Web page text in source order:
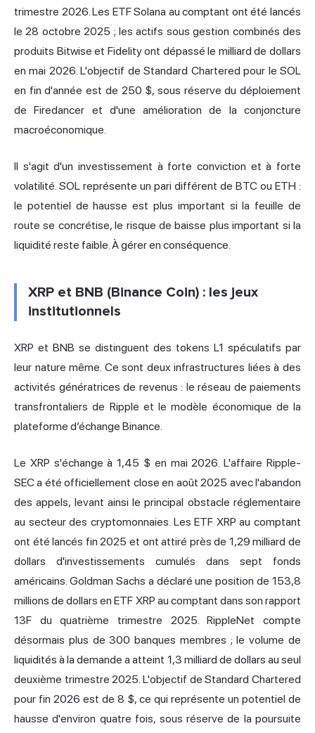
trimestre 2026. Les ETF Solana au comptant ont été lancés
le 28 octobre 2025 ; les actifs sous gestion combinés des
produits Bitwise et Fidelity ont dépassé le milliard de dollars
en mai 2026. L'objectif de Standard Chartered pour le SOL
en fin d'année est de 250 $, sous réserve du déploiement
de Firedancer et d'une amélioration de la conjoncture
macroéconomique.
Il s'agit d'un investissement à forte conviction et à forte
volatilité. SOL représente un pari différent de BTC ou ETH :
le potentiel de hausse est plus important si la feuille de
route se concrétise, le risque de baisse plus important si la
liquidité reste faible. À gérer en conséquence.
XRP et BNB (Binance Coin) : les jeux
institutionnels
XRP et BNB se distinguent des tokens L1 spéculatifs par
leur nature même. Ce sont deux infrastructures liées à des
activités génératrices de revenus : le réseau de paiements
transfrontaliers de Ripple et le modèle économique de la
plateforme d’échange Binance.
Le XRP s'échange à 1,45 $ en mai 2026. L'affaire Ripple-
SEC a été officiellement close en août 2025 avec l'abandon
des appels, levant ainsi le principal obstacle réglementaire
au secteur des cryptomonnaies. Les ETF XRP au comptant
ont été lancés fin 2025 et ont attiré près de 1,29 milliard de
dollars d'investissements cumulés dans sept fonds
américains. Goldman Sachs a déclaré une position de 153,8
millions de dollars en ETF XRP au comptant dans son rapport
13F du quatrième trimestre 2025. RippleNet compte
désormais plus de 300 banques membres ; le volume de
liquidités à la demande a atteint 1,3 milliard de dollars au seul
deuxième trimestre 2025. L'objectif de Standard Chartered
pour fin 2026 est de 8 $, ce qui représente un potentiel de
hausse d'environ quatre fois, sous réserve de la poursuite